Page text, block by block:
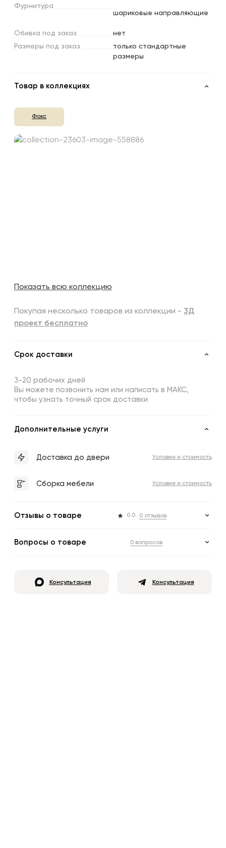
Фурнитура
шариковые направляющие
Обивка под заказ
нет
Размеры под заказ
только стандартные
размеры
Товар в коллекциях
Фокс
Показать всю коллекцию
Покупая несколько товаров из коллекции - 3Д
проект бесплатно
Срок доставки
3-20 рабочих дней
Вы можете позвонить нам или написать в МАКС,
чтобы узнать точный срок доставки
Дополнительные услуги
Доставка до двери Условия и стоимость
Сборка мебели Условия и стоимость
Отзывы о товаре 0.0 0 отзывов
Вопросы о товаре 0 вопросов
Консультация Консультация